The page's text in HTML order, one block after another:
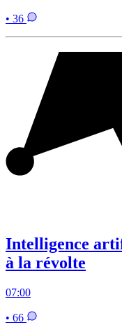
• 36
Intelligence
à la révolte
07:00
• 66